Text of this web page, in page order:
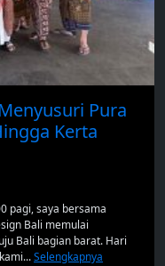
Pura
Kerta
pagi, saya bersama
Bali memulai
Bali bagian barat. Hari
Selengkapnya